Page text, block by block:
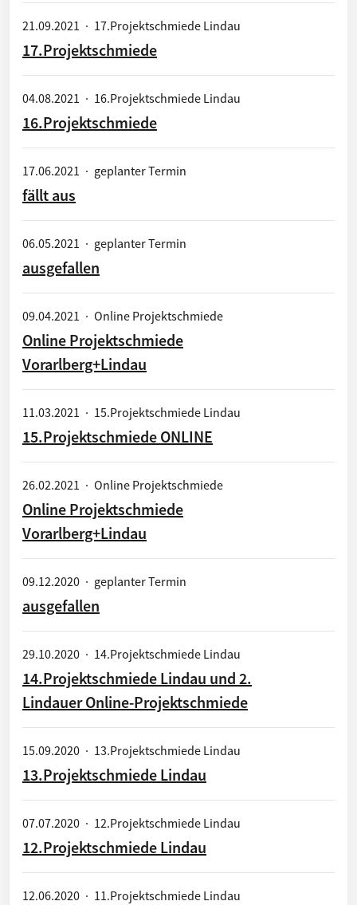
21.09.2021 · 17.Projektschmiede Lindau
17.Projektschmiede
04.08.2021 · 16.Projektschmiede Lindau
16.Projektschmiede
17.06.2021 · geplanter Termin
fällt aus
06.05.2021 · geplanter Termin
ausgefallen
09.04.2021 · Online Projektschmiede
Online Projektschmiede
Vorarlberg+Lindau
11.03.2021 · 15.Projektschmiede Lindau
15.Projektschmiede ONLINE
26.02.2021 · Online Projektschmiede
Online Projektschmiede
Vorarlberg+Lindau
09.12.2020 · geplanter Termin
ausgefallen
29.10.2020 · 14.Projektschmiede Lindau
14.Projektschmiede Lindau und 2.
Lindauer Online-Projektschmiede
15.09.2020 · 13.Projektschmiede Lindau
13.Projektschmiede Lindau
07.07.2020 · 12.Projektschmiede Lindau
12.Projektschmiede Lindau
12.06.2020 · 11.Projektschmiede Lindau